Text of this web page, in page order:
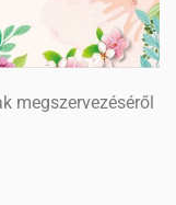
megszervezéséről